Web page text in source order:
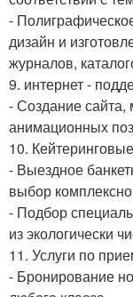
-
дизайн и
журналов,
9. интернет -
- Создание сайта,
анимационных
10.
- Выездное
выбор
- Подбор
из экологически
11. Услуги по
- Бронирование